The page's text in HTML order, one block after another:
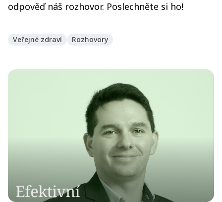
odpověď náš rozhovor. Poslechněte si ho!
Veřejné zdraví Rozhovory